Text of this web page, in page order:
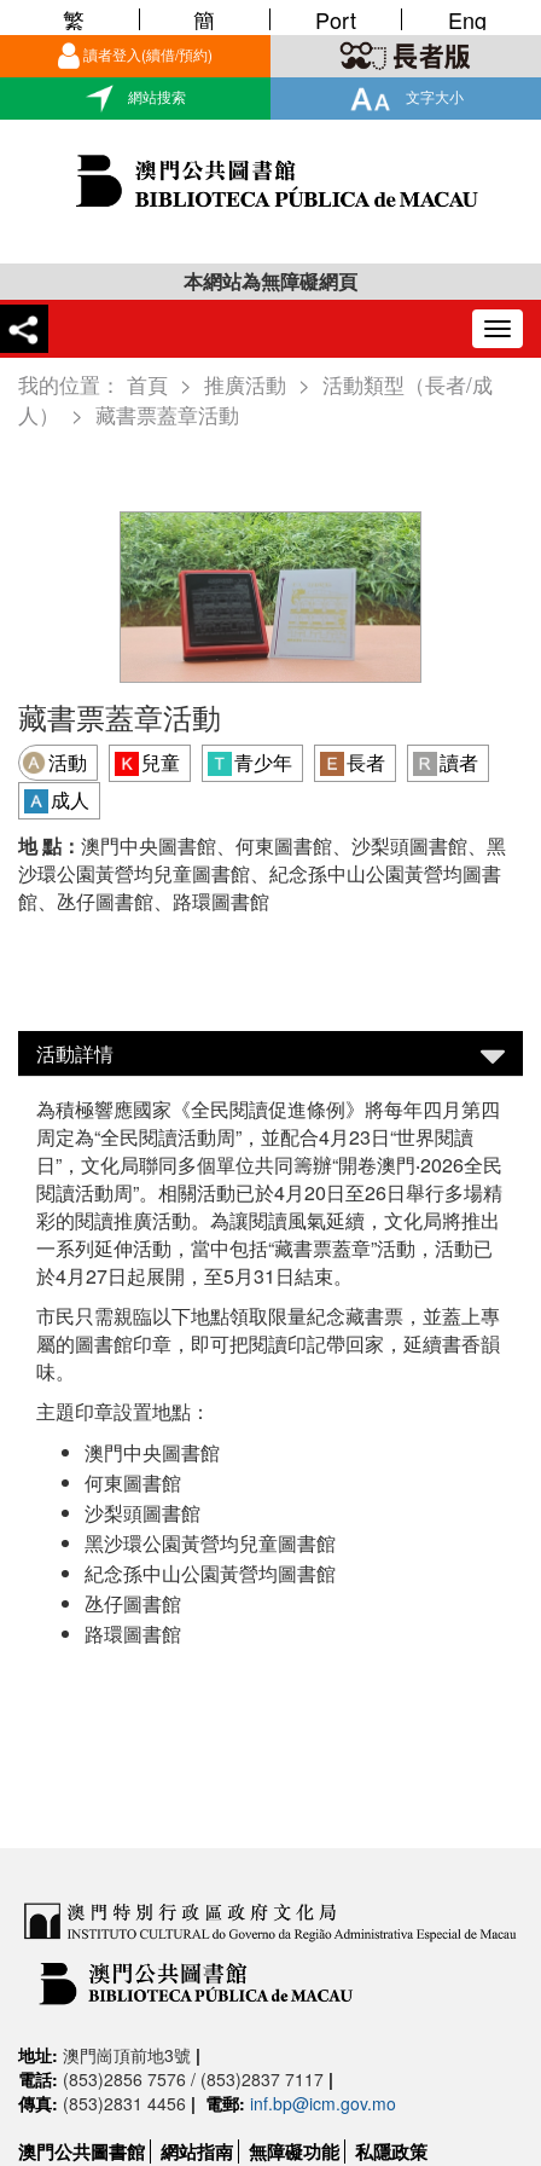
讀者登入(續借/預約)
網站搜索 文字大小
繁 簡 Port Eng
本網站為無障礙網頁
我的位置： 首頁 > 推廣活動 > 活動類型（長者/成
人）
> 藏書票蓋章活動
藏書票蓋章活動
活動 兒童 青少年 長者
讀者
成人
地 點： 澳門中央圖書館、何東圖書館、沙梨頭圖書館、黑
沙環公園黃營均兒童圖書館、紀念孫中山公園黃營均圖書
館、氹仔圖書館、路環圖書館
活動詳情
為積極響應國家《全民閱讀促進條例》將每年四月第四
周定為“全民閱讀活動周”，並配合4月23日“世界閱讀
日”，文化局聯同多個單位共同籌辦“開卷澳門‧2026全民
閱讀活動周”。相關活動已於4月20日至26日舉行多場精
彩的閱讀推廣活動。為讓閱讀風氣延續，文化局將推出
一系列延伸活動，當中包括“藏書票蓋章”活動，活動已
於4月27日起展開，至5月31日結束。
市民只需親臨以下地點領取限量紀念藏書票，並蓋上專
屬的圖書館印章，即可把閱讀印記帶回家，延續書香韻
味。
主題印章設置地點：
澳門中央圖書館
何東圖書館
沙梨頭圖書館
黑沙環公園黃營均兒童圖書館
紀念孫中山公園黃營均圖書館
氹仔圖書館
路環圖書館
地址: 澳門崗頂前地3號 |
電話: (853)2856 7576 / (853)2837 7117 |
傳真: (853)2831 4456 | 電郵: inf.bp@icm.gov.mo
澳門公共圖書館 網站指南 無障礙功能 私隱政策